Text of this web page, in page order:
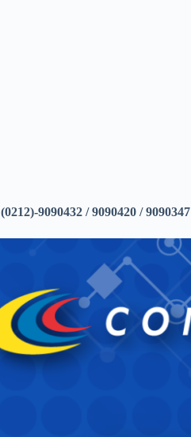
(0212)-9090432 / 9090420 / 9090347